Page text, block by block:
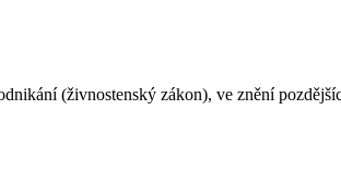
(živnostenský zákon), ve znění